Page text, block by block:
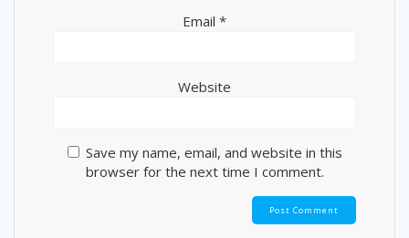
Email *
Website
Save my name, email, and website in this
browser for the next time I comment.